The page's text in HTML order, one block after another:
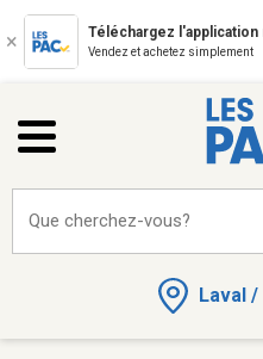
Téléchargez l'application
Vendez et achetez simplement
Laval /
Que cherchez-vous?